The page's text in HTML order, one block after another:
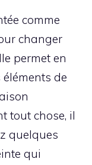
comme
changer
permet en
de
tout chose, il
quelques
qui